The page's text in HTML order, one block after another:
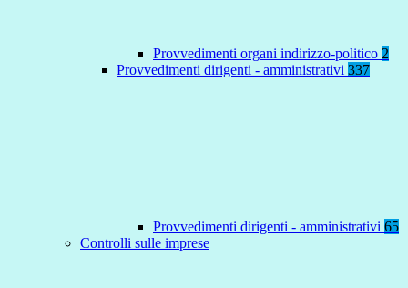
Provvedimenti organi indirizzo-politico 2
Provvedimenti dirigenti - amministrativi 337
Provvedimenti dirigenti - amministrativi 65
Controlli sulle imprese